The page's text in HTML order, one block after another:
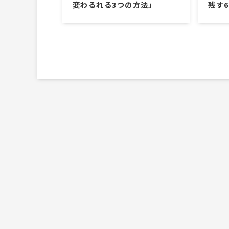
変わるれる3つの方法」
残す